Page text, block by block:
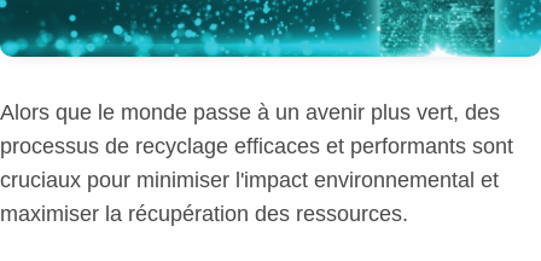
Alors que le monde passe à un avenir plus vert, des
processus de recyclage efficaces et performants sont
cruciaux pour minimiser l'impact environnemental et
maximiser la récupération des ressources.